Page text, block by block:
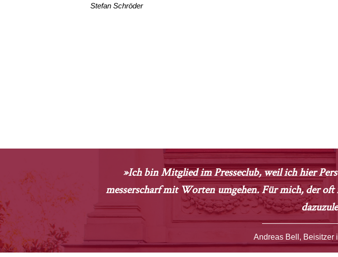
Stefan Schröder
»Ich bin Mitglied im Presseclub, weil ich hier
messerscharf mit Worten umgehen. Für mich, der
Andreas Bell, Beisitzer